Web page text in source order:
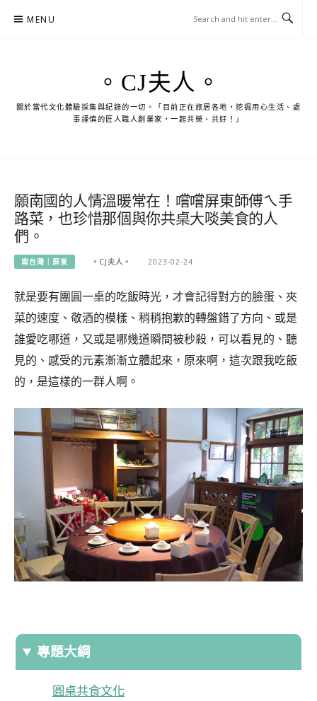
MENU
。CJ夫人。
關於當代文化體驗採集與紀錄的一切。「目前正在旅居各地，挖掘用心生活、處
事謹慎的匠人職人創業家，一起共榮、共好！」
願南國的人情溫暖常在！嚐嚐屏東師傅ㄟ手
路菜，也珍惜那個與你共桌大啖美食的人
們。
南台灣｜屏東 。CJ夫人。 2023-02-24
就是要有團圓一桌的吃飯時光，才會記得對方的臉蛋、夾
菜的速度、敬酒的模樣、稍稍抱歉的轉盤錯了方向、或是
誰愛吃哪道，又或是哪幾道瞬間被秒殺，可以看見的、聽
見的、感受的元素漸漸立體起來，原來啊，這次跟我吃飯
的，是這樣的一群人啊。
專題大綱
圓桌共食文化